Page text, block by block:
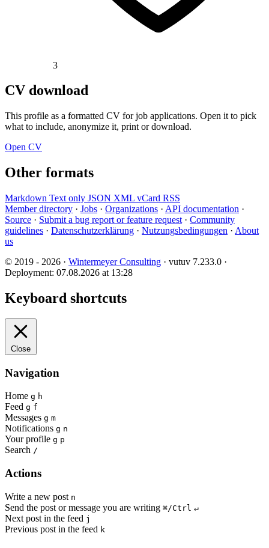
3
CV download
This profile as a formatted CV for job applications. Open it to pick
what to include, anonymize it, print or download.
Open CV
Other formats
Markdown Text only JSON XML vCard RSS
Member directory · Jobs · Organizations · API documentation ·
Source · Submit a bug report or feature request · Community
guidelines · Datenschutzerklärung · Nutzungsbedingungen · About
us
© 2019 - 2026 · Wintermeyer Consulting · vutuv 7.233.0 ·
Deployment: 07.08.2026 at 13:28
Keyboard shortcuts
Close
Navigation
Home g h
Feed g f
Messages g m
Notifications g n
Your profile g p
Search /
Actions
Write a new post n
Send the post or message you are writing ⌘/Ctrl ↵
Next post in the feed j
Previous post in the feed k